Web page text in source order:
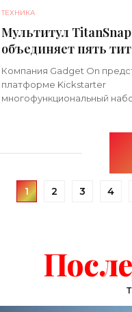
ТЕХНИКА
Мультитул TitanSnap
объединяет пять
карт с десятками
«Техника»
Компания Gadget On
платформе Kickstarter
многофункциональный
наборе — не
1 2 3 4